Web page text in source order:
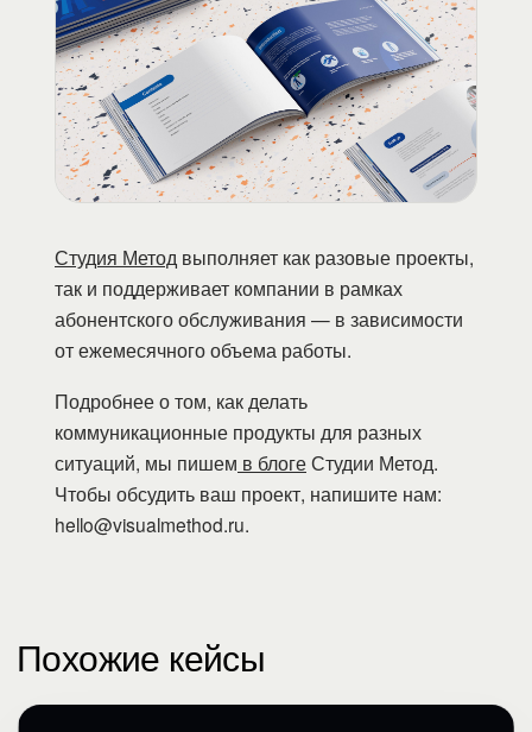
Студия Метод выполняет как разовые проекты,
так и поддерживает компании в рамках
абонентского обслуживания — в зависимости
от ежемесячного объема работы.
Подробнее о том, как делать
коммуникационные продукты для разных
ситуаций, мы пишем в блогеСтудии Метод.
Чтобы обсудить ваш проект, напишите нам:
hello@visualmethod.ru.
Похожие кейсы